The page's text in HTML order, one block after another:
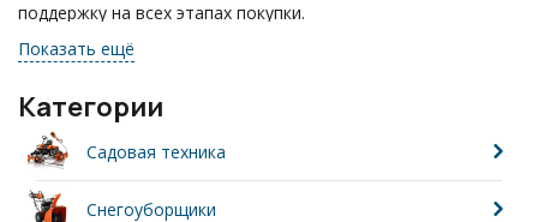
поддержку на всех этапах покупки.
Если у вас возникли вопросы, не стесняйтесь звонить по
и ответить на любые ваши запросы.
Показать ещё
Категории
Садовая техника
Снегоуборщики